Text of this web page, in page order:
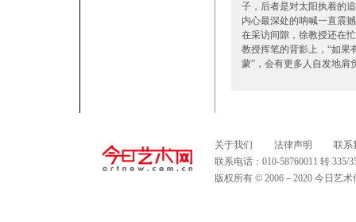
子，后者是对太阳执着的
内心最深处的呐喊一直震
在采访间隙，徐教授还在
教授挥笔的背影上，“如果
蒙”，会有更多人自发地肩
关于我们 法律声明
联系
联系电话：010-58760011 转
版权所有 © 2006－2020 今日艺